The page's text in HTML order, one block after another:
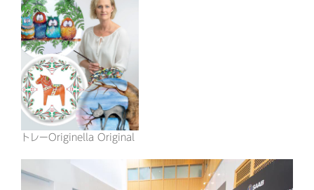
トレーOriginella Original